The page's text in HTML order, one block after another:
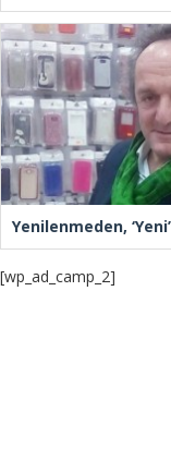
Yenilenmeden,
[wp_ad_camp_2]